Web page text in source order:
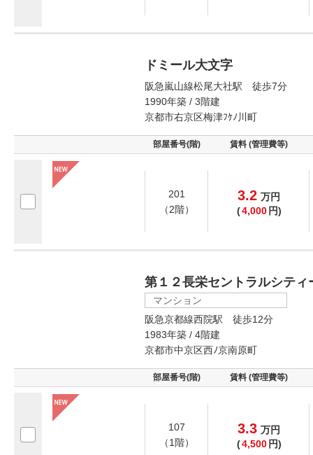
ドミール大文字
阪急嵐山線松尾大社駅 徒歩7分
1990年築 / 3階建
京都市右京区梅津ﾌｹﾉ川町
部屋番号(階) 賃料 (管理費等)
201
（2階）
3.2 万円
(4,000 円)
第１２長栄セントラルシティ
マンション
阪急京都線西院駅 徒歩12分
1983年築 / 4階建
京都市中京区西ﾉ京南原町
部屋番号(階) 賃料 (管理費等)
107
（1階）
3.3 万円
(4,500 円)